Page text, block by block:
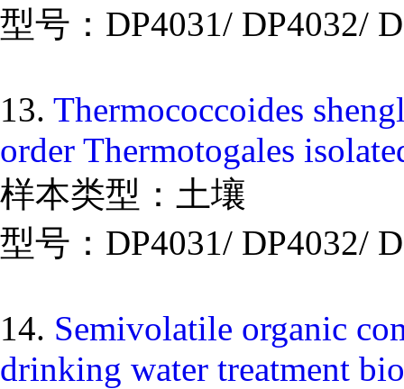
型号：DP4031/ DP4032/
13. Thermococcoides
order Thermotogales
样本类型：土壤
型号：DP4031/ DP4032/
14. Semivolatile organic
drinking water treatment